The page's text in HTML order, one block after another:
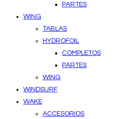
PARTES
WING
TABLAS
HYDROFOIL
COMPLETOS
PARTES
WING
WINDSURF
WAKE
ACCESORIOS